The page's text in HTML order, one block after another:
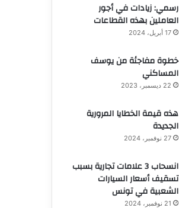
رسمي: زيادات في أجور
العاملين بهذه القطاعات
17 أبريل، 2024
خطوة مفاجئة من يوسف
المساكني
22 ديسمبر، 2023
هذه قيمة الخطايا المرورية
الجديدة
27 نوفمبر، 2024
انسحاب 3 علامات تجارية بسبب
تسقيف أسعار السيارات
الشعبية في تونس
21 نوفمبر، 2024